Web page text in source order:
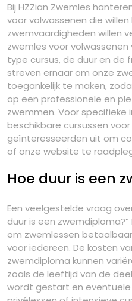
Bij HZZian Zwemles
voor volwassenen die
zwemvaardigheden willen
zwemles voor
type cursus, de duur en de
streven ernaar om onze
toegankelijk te maken,
op een professionele en
zwemmen. Voor specifieke
beschikbare cursussen
geïnteresseerden uit om
of onze website te
Hoe duur is een
Een veelgestelde vraag
duur is een
om zwemlessen
voor iedereen. De kosten
zwemdiploma kunnen
zoals de leeftijd van de
wordt gestart en